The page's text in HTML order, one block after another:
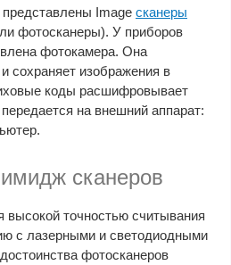
представлены Image сканеры
фотосканеры). У приборов
фотокамера. Она
сохраняет изображения в
коды расшифровывает
на внешний аппарат:
сканеров
высокой точностью считывания
с лазерными и светодиодными
фотосканеров